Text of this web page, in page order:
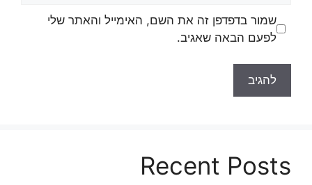
שמור בדפדפן זה את השם, האימייל והאתר שלי
לפעם הבאה שאגיב.
Recent Posts